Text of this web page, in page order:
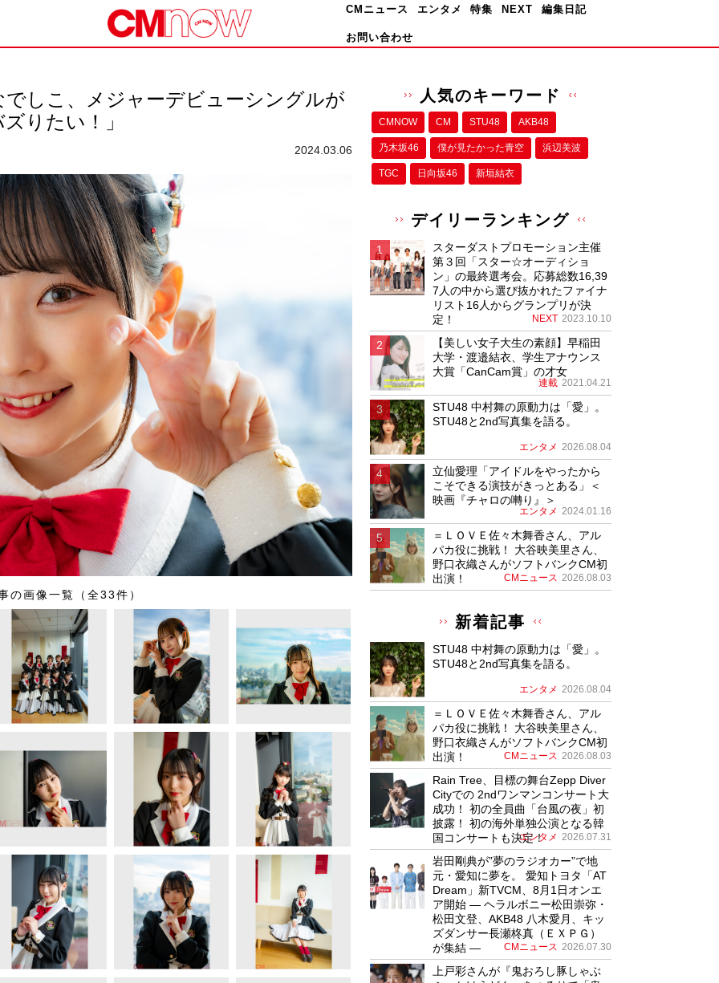
CMニュース エンタメ 特集 NEXT 編集日記
お問い合わせ
しこ、メジャーデビューシングルが
りたい！」
2024.03.06
の画像一覧（全33件）
人気のキーワード
CMNOW CM STU48 AKB48
乃木坂46 僕が⾒たかった⻘空 浜辺美波
TGC 日向坂46 新垣結衣
デイリーランキング
スターダストプロモーション主催
第３回「スター☆オーディショ
ン」の最終選考会。応募総数16,39
7人の中から選び抜かれたファイナ
リスト16人からグランプリが決
定！
NEXT 2023.10.10
【美しい女子大生の素顔】早稲田
大学・渡邉結衣、学生アナウンス
大賞「CanCam賞」の才女
連載 2021.04.21
STU48 中村舞の原動力は「愛」。
STU48と2nd写真集を語る。
エンタメ 2026.08.04
立仙愛理「アイドルをやったから
こそできる演技がきっとある」＜
映画『チャロの囀り』＞
エンタメ 2024.01.16
＝ＬＯＶＥ佐々木舞香さん、アル
パカ役に挑戦！ 大谷映美里さん、
野口衣織さんがソフトバンクCM初
出演！
CMニュース 2026.08.03
新着記事
STU48 中村舞の原動力は「愛」。
STU48と2nd写真集を語る。
エンタメ 2026.08.04
＝ＬＯＶＥ佐々木舞香さん、アル
パカ役に挑戦！ 大谷映美里さん、
野口衣織さんがソフトバンクCM初
出演！
CMニュース 2026.08.03
Rain Tree、目標の舞台Zepp Diver
Cityでの 2ndワンマンコンサート大
成功！ 初の全員曲「台風の夜」初
披露！ 初の海外単独公演となる韓
国コンサートも決定！
エンタメ 2026.07.31
岩田剛典が”夢のラジオカー”で地
元・愛知に夢を。 愛知トヨタ「AT
Dream」新TVCM、8月1日オンエ
ア開始 ― ヘラルボニー松田崇弥・
松田文登、AKB48 八木愛月、キッ
ズダンサー長瀬柊真（ＥＸＰＧ）
が集結 ―
CMニュース 2026.07.30
上戸彩さんが『鬼おろし豚しゃぶ